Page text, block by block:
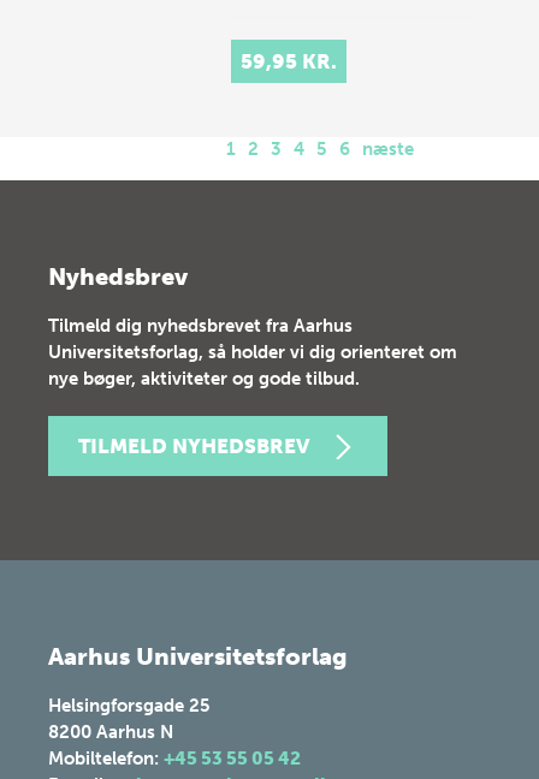
59,95 KR.
1 2 3 4 5 6 næste
Nyhedsbrev
Tilmeld dig nyhedsbrevet fra Aarhus
Universitetsforlag, så holder vi dig orienteret om
nye bøger, aktiviteter og gode tilbud.
TILMELD NYHEDSBREV
Aarhus Universitetsforlag
Helsingforsgade 25
8200 Aarhus N
Mobiltelefon: +45 53 55 05 42